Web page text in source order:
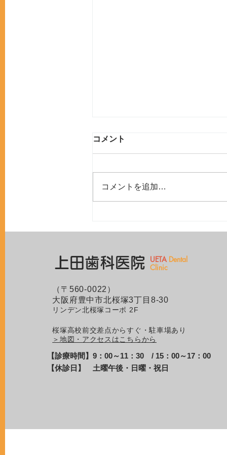
コメント
コメントを追加…
上田歯科医院 ​​UETA Dental
Clinic
（〒560-0022）
大阪府豊中市北桜塚3丁目8-30
リンデン北桜塚コーポ 2F
桜塚高校前交差点からすぐ・駐車場あり
＞地図・アクセスはこちらから
【診療時間】9：00～11：30 / 15：00～17：00
【休診日】 土曜午後・日曜・祝日